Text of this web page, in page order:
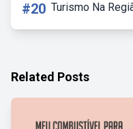
#20 Turismo Na
Related Posts